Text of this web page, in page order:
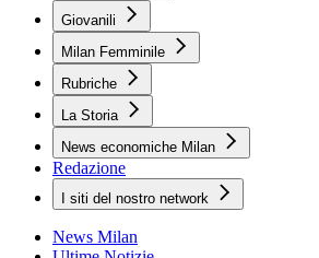
Giovanili
Milan Femminile
Rubriche
La Storia
News economiche Milan
Redazione
I siti del nostro network
News Milan